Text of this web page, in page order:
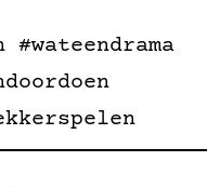
#wateendrama